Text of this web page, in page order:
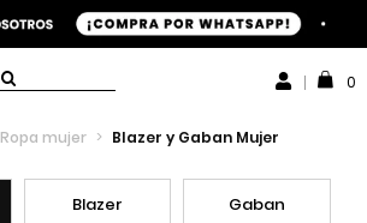
0
Ropa mujer > Blazer y Gaban Mujer
Blazer Gaban